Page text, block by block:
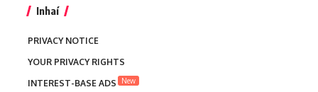
Inhaí
PRIVACY NOTICE
YOUR PRIVACY RIGHTS
INTEREST-BASE ADS
New